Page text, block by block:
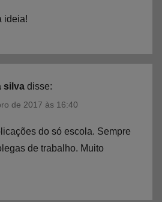
ideia!
silva disse:
de 2017 às 16:40
do só escola. Sempre
de trabalho. Muito